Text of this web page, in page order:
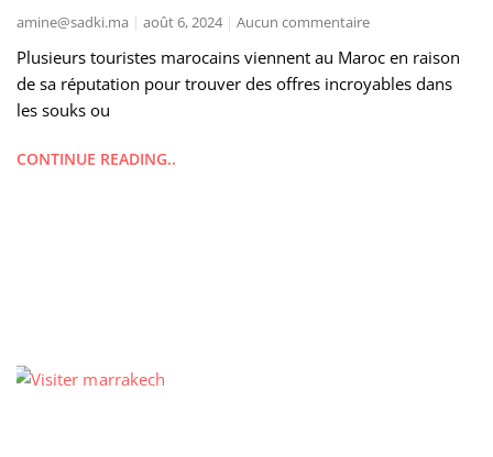
amine@sadki.ma août 6, 2024 Aucun commentaire
Plusieurs touristes marocains viennent au Maroc en raison
de sa réputation pour trouver des offres incroyables dans
les souks ou
CONTINUE READING..